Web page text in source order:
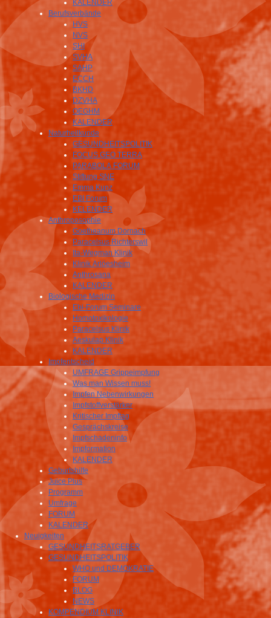
KALENDER
Berufsverbände
HVS
NVS
SHI
SVHA
SAHP
ECCH
BKHD
DZVHA
OEGHM
KALENDER
Naturheilkunde
GESUNDHEITSPOLITIK
FOCUS GEO TERRA
PARABOLA FORUM
Stiftung SNE
Emma Kunz
EBI Forum
KELENDER
Anthroposophie
Goetheanum Dornach
Paracelsus Richterswil
Ita-Wegman Klinik
Klinik Arlöesheim
Anthrosana
KALENDER
Biologische Medizin
Ebi-Forum Seminare
Homotoxikologie
Paracelsus Klinik
Aeskulap Klinik
KALENDER
Impfentscheid
UMFRAGE Grippeimpfung
Was man Wissen muss!
Impfen Nebenwirkungen
Impfstoffverstärker
Kritischer Impftag
Gesprächskreise
Impfschadeninfo
Impformation
KALENDER
Geburtshilfe
Juice Plus
Programm
Umfrage
FORUM
KALENDER
Neuigkeiten
GESUNDHEITSRATGEBER
GESUNDHEITSPOLITIK
WHO und DEMOKRATIE
FORUM
BLOG
NEWS
KOMPENDIUM KLINIK